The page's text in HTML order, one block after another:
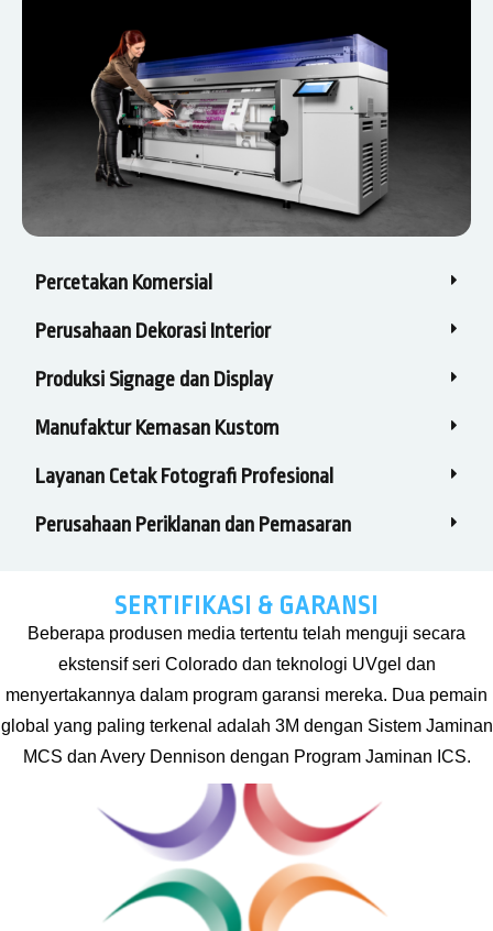
Percetakan Komersial
Perusahaan Dekorasi Interior
Produksi Signage dan Display
Manufaktur Kemasan Kustom
Layanan Cetak Fotografi Profesional
Perusahaan Periklanan dan Pemasaran
SERTIFIKASI & GARANSI
Beberapa produsen media tertentu telah menguji secara
ekstensif seri Colorado dan teknologi UVgel dan
menyertakannya dalam program garansi mereka. Dua pemain
global yang paling terkenal adalah 3M dengan Sistem Jaminan
MCS dan Avery Dennison dengan Program Jaminan ICS.